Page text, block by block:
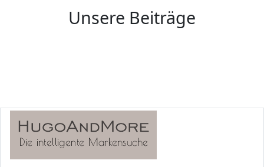
Unsere Beiträge